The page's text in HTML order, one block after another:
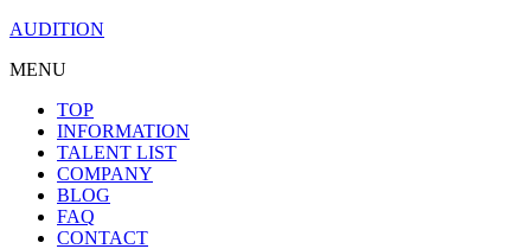
AUDITION
MENU
TOP
INFORMATION
TALENT LIST
COMPANY
BLOG
FAQ
CONTACT